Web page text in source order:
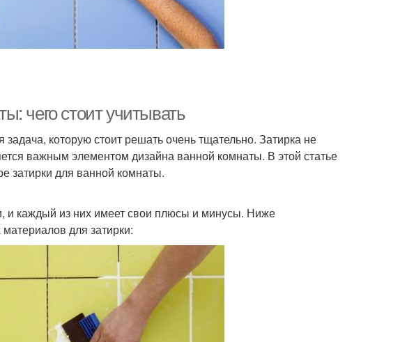
чего стоит учитывать
которую стоит решать очень тщательно. Затирка не
важным элементом дизайна ванной комнаты. В этой статье
затирки для ванной комнаты.
и каждый из них имеет свои плюсы и минусы. Ниже
для затирки: